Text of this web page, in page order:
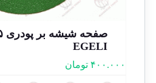
EGELI
۴۰۰.۰۰۰ تومان